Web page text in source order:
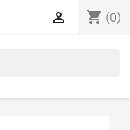
shopping_cart (0)
